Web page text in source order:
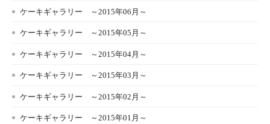
ケーキギャラリー ～2015年06月～
ケーキギャラリー ～2015年05月～
ケーキギャラリー ～2015年04月～
ケーキギャラリー ～2015年03月～
ケーキギャラリー ～2015年02月～
ケーキギャラリー ～2015年01月～